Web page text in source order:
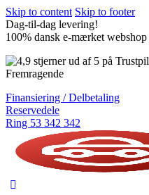
Skip to content Skip to footer
Dag-til-dag levering!
100% dansk e-mærket webshop
Fremragende
Finansiering / Delbetaling
Reservedele
Ring 53 342 342